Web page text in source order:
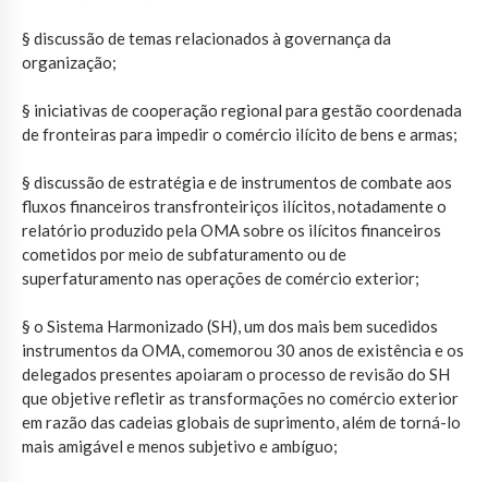
§ discussão de temas relacionados à governança da
organização;
§ iniciativas de cooperação regional para gestão coordenada
de fronteiras para impedir o comércio ilícito de bens e armas;
§ discussão de estratégia e de instrumentos de combate aos
fluxos financeiros transfronteiriços ilícitos, notadamente o
relatório produzido pela OMA sobre os ilícitos financeiros
cometidos por meio de subfaturamento ou de
superfaturamento nas operações de comércio exterior;
§ o Sistema Harmonizado (SH), um dos mais bem sucedidos
instrumentos da OMA, comemorou 30 anos de existência e os
delegados presentes apoiaram o processo de revisão do SH
que objetive refletir as transformações no comércio exterior
em razão das cadeias globais de suprimento, além de torná-lo
mais amigável e menos subjetivo e ambíguo;